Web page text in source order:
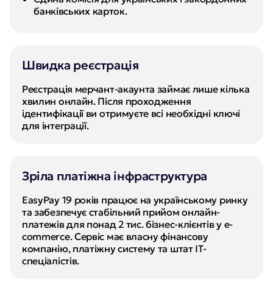
банківських карток.
Швидка реєстрація
Реєстрація мерчант-акаунта займає лише кілька
хвилин онлайн. Після проходження
ідентифікації ви отримуєте всі необхідні ключі
для інтеграції.
Зріла платіжна інфраструктура
EasyPay 19 років працює на українському ринку
та забезпечує стабільний прийом онлайн-
платежів для понад 2 тис. бізнес-клієнтів у e-
commerce. Сервіс має власну фінансову
компанію, платіжну систему та штат ІТ-
спеціалістів.